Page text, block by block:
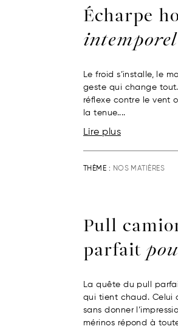
Écharpe
Le froid s’installe, le
geste qui change
réflexe contre le vent
la tenue....
Lire plus
THÈME : NOS MATIÈRES
Pull
parfait
La quête du pull
qui tient chaud. Celui
sans donner
mérinos répond à